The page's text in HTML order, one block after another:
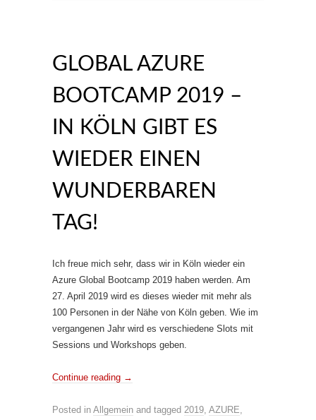
GLOBAL AZURE
BOOTCAMP 2019 –
IN KÖLN GIBT ES
WIEDER EINEN
WUNDERBAREN
TAG!
Ich freue mich sehr, dass wir in Köln wieder ein
Azure Global Bootcamp 2019 haben werden. Am
27. April 2019 wird es dieses wieder mit mehr als
100 Personen in der Nähe von Köln geben. Wie im
vergangenen Jahr wird es verschiedene Slots mit
Sessions und Workshops geben.
Continue reading →
Posted in Allgemein and tagged 2019, AZURE,